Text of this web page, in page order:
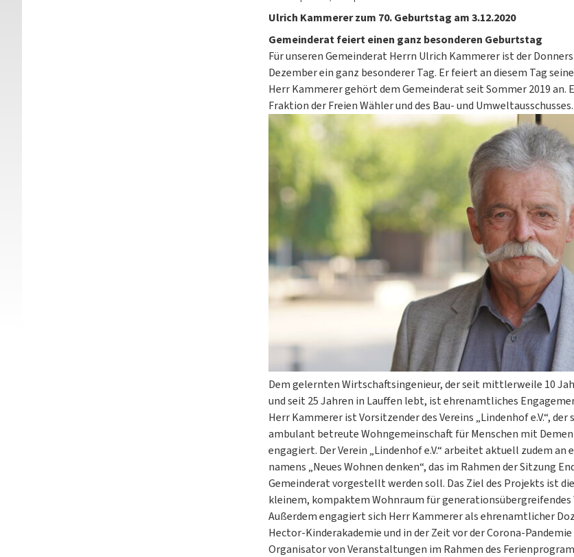
Ulrich Kammerer zum 70. Geburtstag am 3.12.2020
Gemeinderat feiert einen ganz besonderen Geburtstag
Für unseren Gemeinderat Herrn Ulrich Kammerer ist der
Dezember ein ganz besonderer Tag. Er feiert an diesem Tag
Herr Kammerer gehört dem Gemeinderat seit Sommer 2019 an.
Fraktion der Freien Wähler und des Bau- und Umweltausschusses.
Dem gelernten Wirtschaftsingenieur, der seit mittlerweile 10
und seit 25 Jahren in Lauffen lebt, ist ehrenamtliches
Herr Kammerer ist Vorsitzender des Vereins „Lindenhof e.V.“, der
ambulant betreute Wohngemeinschaft für Menschen mit
engagiert. Der Verein „Lindenhof e.V.“ arbeitet aktuell zudem an
namens „Neues Wohnen denken“, das im Rahmen der Sitzung
Gemeinderat vorgestellt werden soll. Das Ziel des Projekts ist
kleinem, kompaktem Wohnraum für generationsübergreifendes
Außerdem engagiert sich Herr Kammerer als ehrenamtlicher
Hector-Kinderakademie und in der Zeit vor der Corona-
Organisator von Veranstaltungen im Rahmen des